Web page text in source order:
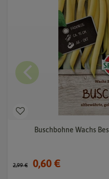
Buschbohne Wachs
2,99 € 0,60 €